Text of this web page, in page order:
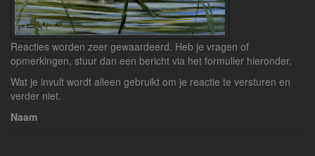
Reacties worden zeer gewaardeerd. Heb je vragen of
opmerkingen, stuur dan een bericht via het formulier hieronder.
Wat je invult wordt alleen gebruikt om je reactie te versturen en
verder niet.
Naam